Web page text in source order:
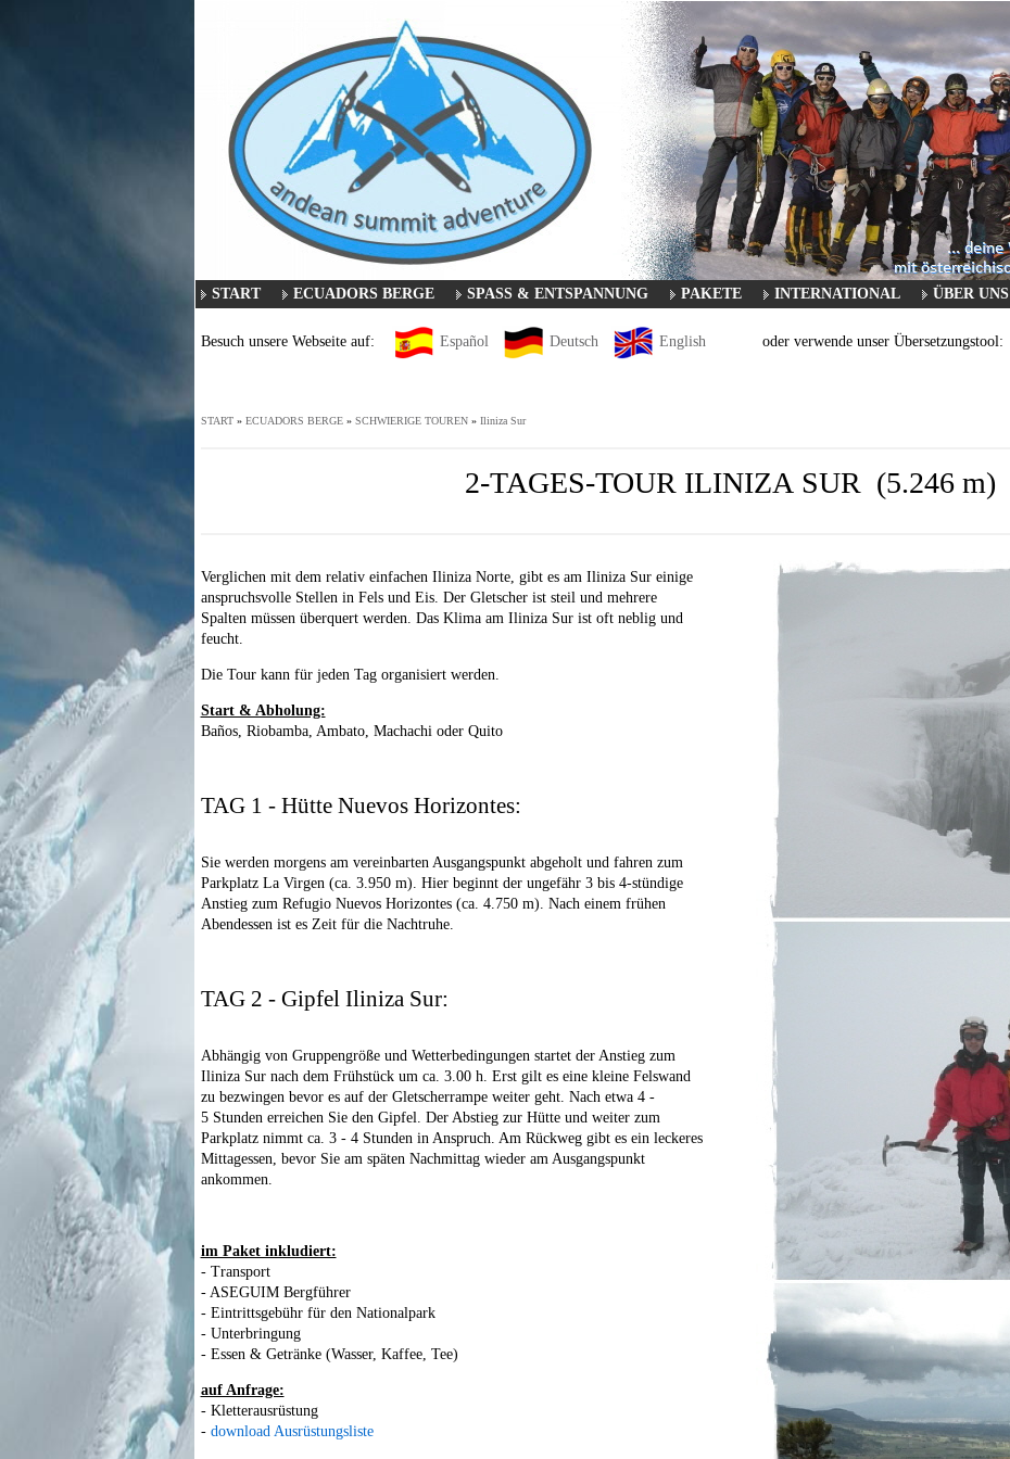
START ECUADORS BERGE SPASS & ENTSPANNUNG PAKETE INTERNATIONAL ÜBER UNS
Besuch unsere Webseite auf: Español Deutsch English oder verwende unser Übersetzungstool:
START» ECUADORS BERGE» SCHWIERIGE TOUREN» Iliniza Sur
2-TAGES-TOUR ILINIZA SUR (5.246 m)
Verglichen mit dem relativ einfachen Iliniza Norte, gibt es am Iliniza Sur einige
anspruchsvolle Stellen in Fels und Eis. Der Gletscher ist steil und mehrere
Spalten müssen überquert werden. Das Klima am Iliniza Sur ist oft neblig und
feucht.
Die Tour kann für jeden Tag organisiert werden.
Start & Abholung:
Baños, Riobamba, Ambato, Machachi oder Quito
TAG 1 - Hütte Nuevos Horizontes:
Sie werden morgens am vereinbarten Ausgangspunkt abgeholt und fahren zum
Parkplatz La Virgen (ca. 3.950 m). Hier beginnt der ungefähr 3 bis 4-stündige
Anstieg zum Refugio Nuevos Horizontes (ca. 4.750 m). Nach einem frühen
Abendessen ist es Zeit für die Nachtruhe.
TAG 2 - Gipfel Iliniza Sur:
Abhängig von Gruppengröße und Wetterbedingungen startet der Anstieg zum
Iliniza Sur nach dem Frühstück um ca. 3.00 h. Erst gilt es eine kleine Felswand
zu bezwingen bevor es auf der Gletscherrampe weiter geht. Nach etwa 4 -
5 Stunden erreichen Sie den Gipfel. Der Abstieg zur Hütte und weiter zum
Parkplatz nimmt ca. 3 - 4 Stunden in Anspruch. Am Rückweg gibt es ein leckeres
Mittagessen, bevor Sie am späten Nachmittag wieder am Ausgangspunkt
ankommen.
im Paket inkludiert:
- Transport
- ASEGUIM Bergführer
- Eintrittsgebühr für den Nationalpark
- Unterbringung
- Essen & Getränke (Wasser, Kaffee, Tee)
auf Anfrage:
- Kletterausrüstung
- download Ausrüstungsliste